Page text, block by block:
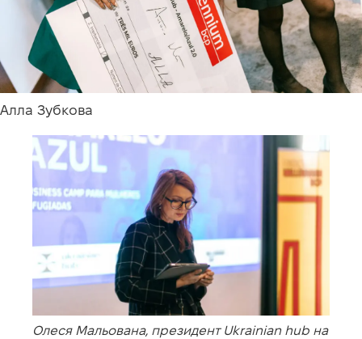
Алла Зубкова
Олеся Мальована, президент Ukrainian hub на